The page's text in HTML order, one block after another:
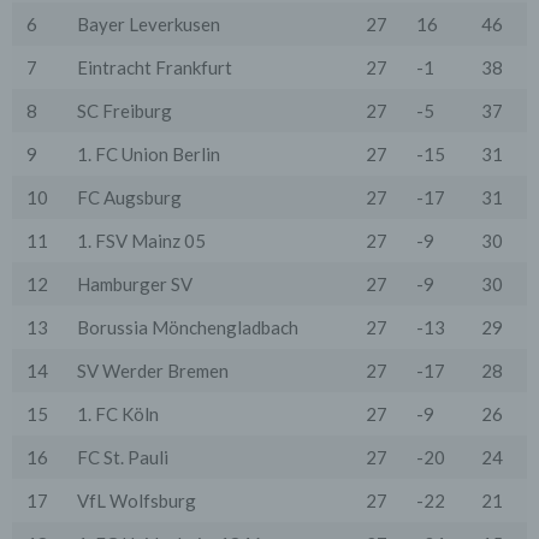
6
Bayer Leverkusen 27 16
46
7
Eintracht Frankfurt 27 -1
38
8
SC Freiburg 27 -5
37
9
1. FC Union Berlin 27 -15
31
10
FC Augsburg 27 -17
31
11
1. FSV Mainz 05 27 -9
30
12
Hamburger SV 27 -9
30
13
Borussia Mönchengladbach 27 -13
29
14
SV Werder Bremen 27 -17
28
15
1. FC Köln 27 -9
26
16
FC St. Pauli 27 -20
24
17
VfL Wolfsburg 27 -22
21
wenn dies für Abrechnungszwecke notwendig ist (z.B.
an einen Zahlungsdienstleister) oder für andere
vertraglichen Verpflichtungen gegenüber den Nutzern
oder Email) werden die Angaben des Nutzers zwecks
Anschlussfragen entstehen, gespeichert.
ihren Verwendungszweck erfüllt haben und der
entgegenstehen.
4. Erhebung von Zugriffsdaten
Wir erheben Daten über jeden Zugriff auf den Server,
auf dem sich dieser Dienst befindet (so genannte
Serverlogfiles). Zu den Zugriffsdaten gehören Name
des Abrufs, übertragene Datenmenge, Meldung über
Betriebssystem des Nutzers, Referrer URL (die zuvor
Provider.